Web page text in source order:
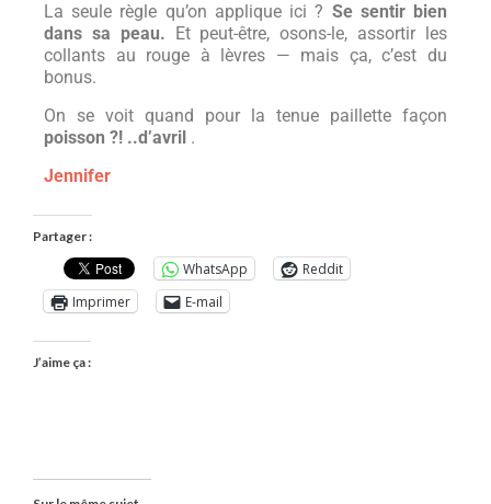
La seule règle qu’on applique ici ? Se sentir bien
dans sa peau. Et peut-être, osons-le, assortir les
collants au rouge à lèvres — mais ça, c’est du
bonus.
On se voit quand pour la tenue paillette façon
poisson ?! ..d’avril .
Jennifer
Partager :
WhatsApp
Reddit
Imprimer
E-mail
J’aime ça :